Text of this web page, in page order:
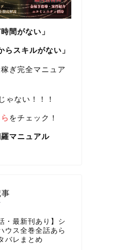
間がない」
らスキルがない」
ぎ完全マニュア
ゃない！！！
をチェック！
マニュアル
・最新刊あり】シ
ウス全巻全話あら
バレまとめ